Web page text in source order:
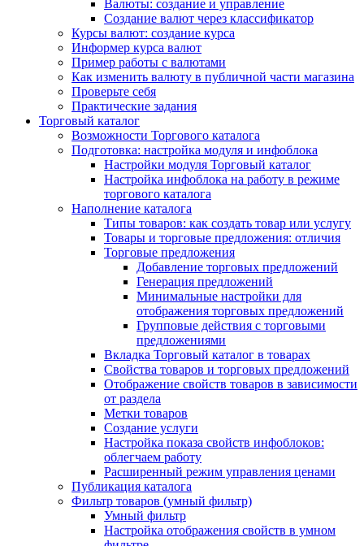
Валюты: создание и управление
Создание валют через классификатор
Курсы валют: создание курса
Информер курса валют
Пример работы с валютами
Как изменить валюту в публичной части магазина
Проверьте себя
Практические задания
Торговый каталог
Возможности Торгового каталога
Подготовка: настройка модуля и инфоблока
Настройки модуля Торговый каталог
Настройка инфоблока на работу в режиме
торгового каталога
Наполнение каталога
Типы товаров: как создать товар или услугу
Товары и торговые предложения: отличия
Торговые предложения
Добавление торговых предложений
Генерация предложений
Минимальные настройки для
отображения торговых предложений
Групповые действия с торговыми
предложениями
Вкладка Торговый каталог в товарах
Свойства товаров и торговых предложений
Отображение свойств товаров в зависимости
от раздела
Метки товаров
Создание услуги
Настройка показа свойств инфоблоков:
облегчаем работу
Расширенный режим управления ценами
Публикация каталога
Фильтр товаров (умный фильтр)
Умный фильтр
Настройка отображения свойств в умном